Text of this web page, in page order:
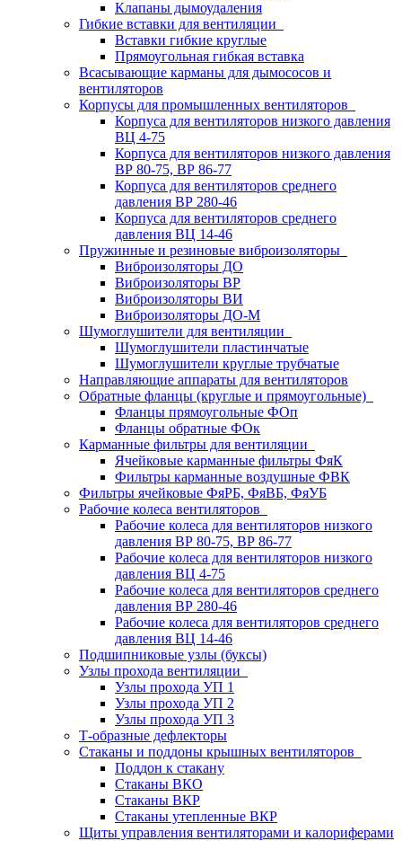
Клапаны дымоудаления
Гибкие вставки для вентиляции
Вставки гибкие круглые
Прямоугольная гибкая вставка
Всасывающие карманы для дымососов и
вентиляторов
Корпусы для промышленных вентиляторов
Корпуса для вентиляторов низкого давления
ВЦ 4-75
Корпуса для вентиляторов низкого давления
ВР 80-75, ВР 86-77
Корпуса для вентиляторов среднего
давления ВР 280-46
Корпуса для вентиляторов среднего
давления ВЦ 14-46
Пружинные и резиновые виброизоляторы
Виброизоляторы ДО
Виброизоляторы ВР
Виброизоляторы ВИ
Виброизоляторы ДО-М
Шумоглушители для вентиляции
Шумоглушители пластинчатые
Шумоглушители круглые трубчатые
Направляющие аппараты для вентиляторов
Обратные фланцы (круглые и прямоугольные)
Фланцы прямоугольные ФОп
Фланцы обратные ФОк
Карманные фильтры для вентиляции
Ячейковые карманные фильтры ФяК
Фильтры карманные воздушные ФВК
Фильтры ячейковые ФяРБ, ФяВБ, ФяУБ
Рабочие колеса вентиляторов
Рабочие колеса для вентиляторов низкого
давления ВР 80-75, ВР 86-77
Рабочие колеса для вентиляторов низкого
давления ВЦ 4-75
Рабочие колеса для вентиляторов среднего
давления ВР 280-46
Рабочие колеса для вентиляторов среднего
давления ВЦ 14-46
Подшипниковые узлы (буксы)
Узлы прохода вентиляции
Узлы прохода УП 1
Узлы прохода УП 2
Узлы прохода УП 3
Т-образные дефлекторы
Стаканы и поддоны крышных вентиляторов
Поддон к стакану
Стаканы ВКО
Стаканы ВКР
Стаканы утепленные ВКР
Щиты управления вентиляторами и калориферами